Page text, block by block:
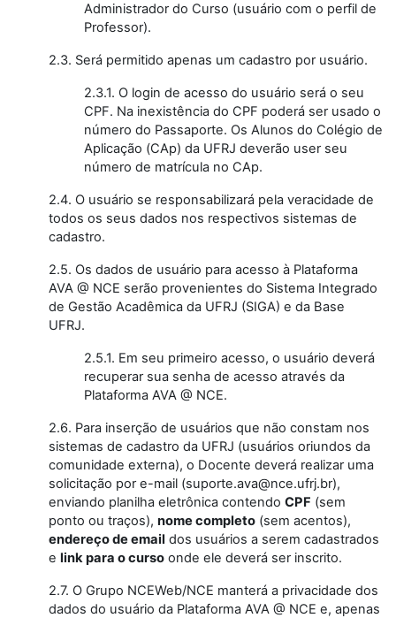
Administrador do Curso (usuário com o perfil de
Professor).
2.3. Será permitido apenas um cadastro por usuário.
2.3.1. O login de acesso do usuário será o seu
CPF. Na inexistência do CPF poderá ser usado o
número do Passaporte. Os Alunos do Colégio de
Aplicação (CAp) da UFRJ deverão user seu
número de matrícula no CAp.
2.4. O usuário se responsabilizará pela veracidade de
todos os seus dados nos respectivos sistemas de
cadastro.
2.5. Os dados de usuário para acesso à Plataforma
AVA @ NCE serão provenientes do Sistema Integrado
de Gestão Acadêmica da UFRJ (SIGA) e da Base
UFRJ.
2.5.1. Em seu primeiro acesso, o usuário deverá
recuperar sua senha de acesso através da
Plataforma AVA @ NCE.
2.6. Para inserção de usuários que não constam nos
sistemas de cadastro da UFRJ (usuários oriundos da
comunidade externa), o Docente deverá realizar uma
solicitação por e-mail (suporte.ava@nce.ufrj.br),
enviando planilha eletrônica contendo CPF (sem
ponto ou traços), nome completo (sem acentos),
endereço de email dos usuários a serem cadastrados
e link para o curso onde ele deverá ser inscrito.
2.7. O Grupo NCEWeb/NCE manterá a privacidade dos
dados do usuário da Plataforma AVA @ NCE e, apenas